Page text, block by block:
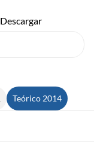
Teórico 2014
Descargar